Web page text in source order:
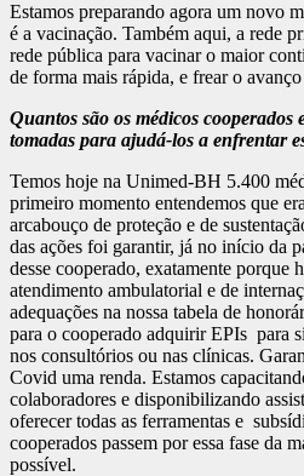
Estamos preparando agora um novo
é a vacinação. Também aqui, a rede
rede pública para vacinar o maior
de forma mais rápida, e frear o
Quantos são os médicos cooperados
tomadas para ajudá-los a enfrentar
Temos hoje na Unimed-BH 5.400
primeiro momento entendemos que
arcabouço de proteção e de
das ações foi garantir, já no início da
desse cooperado, exatamente porque
atendimento ambulatorial e de
adequações na nossa tabela de
para o cooperado adquirir EPIs para
nos consultórios ou nas clínicas.
Covid uma renda. Estamos
colaboradores e disponibilizando
oferecer todas as ferramentas e
cooperados passem por essa fase da
possível.